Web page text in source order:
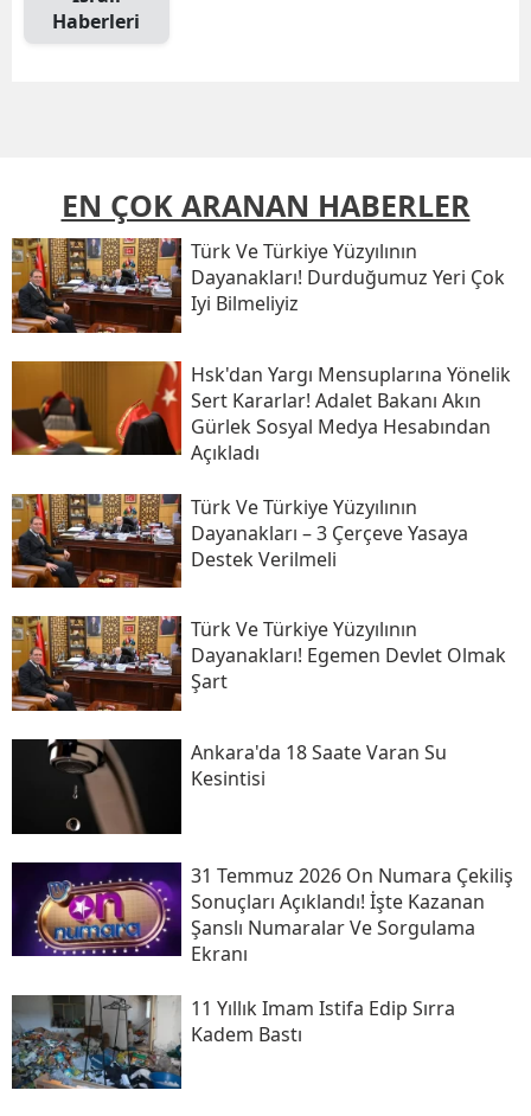
Haberleri
EN ÇOK ARANAN HABERLER
Türk Ve Türkiye Yüzyılının
Dayanakları! Durduğumuz Yeri Çok
Iyi Bilmeliyiz
Hsk'dan Yargı Mensuplarına Yönelik
Sert Kararlar! Adalet Bakanı Akın
Gürlek Sosyal Medya Hesabından
Açıkladı
Türk Ve Türkiye Yüzyılının
Dayanakları – 3 Çerçeve Yasaya
Destek Verilmeli
Türk Ve Türkiye Yüzyılının
Dayanakları! Egemen Devlet Olmak
Şart
Ankara'da 18 Saate Varan Su
Kesintisi
31 Temmuz 2026 On Numara Çekiliş
Sonuçları Açıklandı! İşte Kazanan
Şanslı Numaralar Ve Sorgulama
Ekranı
11 Yıllık Imam Istifa Edip Sırra
Kadem Bastı